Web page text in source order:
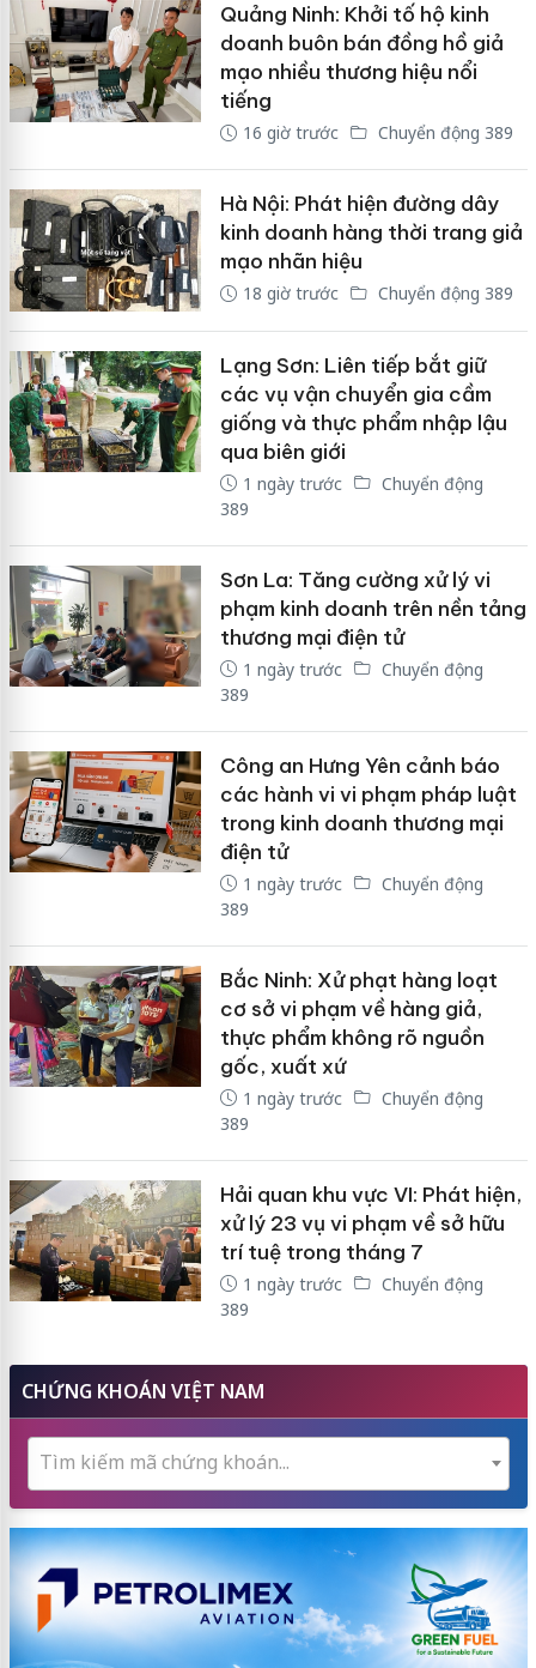
Quảng Ninh: Khởi tố hộ kinh
doanh buôn bán đồng hồ giả
mạo nhiều thương hiệu nổi
tiếng
16 giờ trước Chuyển động 389
Hà Nội: Phát hiện đường dây
kinh doanh hàng thời trang giả
mạo nhãn hiệu
18 giờ trước Chuyển động 389
Lạng Sơn: Liên tiếp bắt giữ
các vụ vận chuyển gia cầm
giống và thực phẩm nhập lậu
qua biên giới
1 ngày trước
Chuyển động
389
Sơn La: Tăng cường xử lý vi
phạm kinh doanh trên nền tảng
thương mại điện tử
1 ngày trước
Chuyển động
389
Công an Hưng Yên cảnh báo
các hành vi vi phạm pháp luật
trong kinh doanh thương mại
điện tử
1 ngày trước
Chuyển động
389
Bắc Ninh: Xử phạt hàng loạt
cơ sở vi phạm về hàng giả,
thực phẩm không rõ nguồn
gốc, xuất xứ
1 ngày trước
Chuyển động
389
Hải quan khu vực VI: Phát hiện,
xử lý 23 vụ vi phạm về sở hữu
trí tuệ trong tháng 7
1 ngày trước
Chuyển động
389
CHỨNG KHOÁN VIỆT NAM
Tìm kiếm mã chứng khoán...